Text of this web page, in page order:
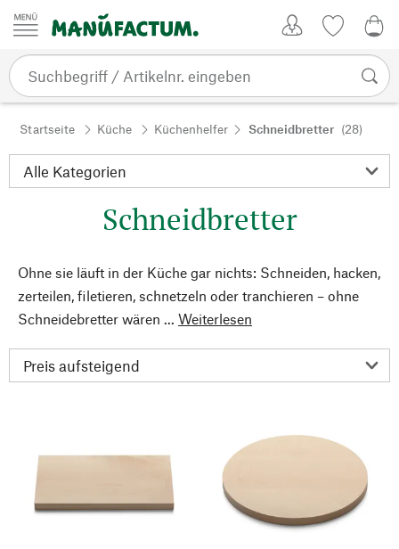
Zum Inhalt springen
Startseite Küche Küchenhelfer Schneidbretter (28)
Schneidbretter
Ohne sie läuft in der Küche gar nichts: Schneiden, hacken,
zerteilen, filetieren, schnetzeln oder tranchieren – ohne
Schneidebretter wären ... Weiterlesen